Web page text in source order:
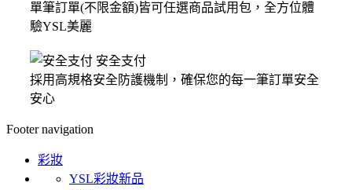
單筆訂單(不限金額)皆可任選商品試用包，全方位體
驗YSL美麗
安全支付
採用高規格安全防護機制，確保您的每一筆訂單安全
安心
Footer navigation
彩妝
YSL彩妝新品